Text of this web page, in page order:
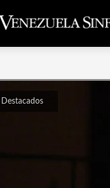
Destacados